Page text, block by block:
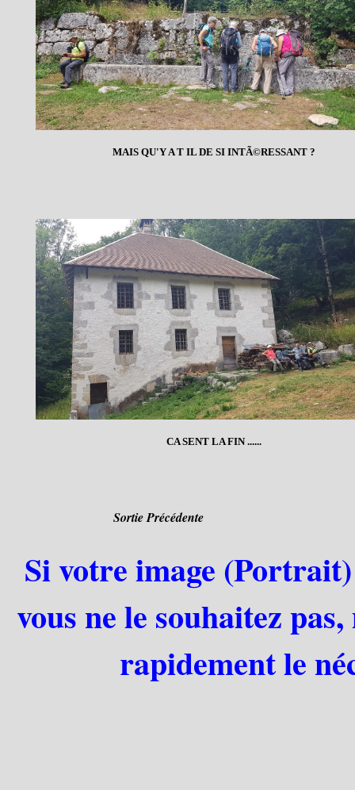
MAIS QU'Y A T IL DE SI INTÃ©RESSANT ?
CA SENT LA FIN ......
Sortie Précédente
Si votre image
vous ne le souhaitez
rapidement le